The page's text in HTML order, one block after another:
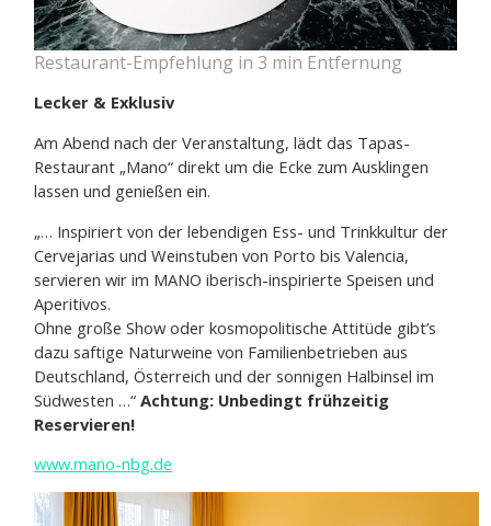
Restaurant-Empfehlung in 3 min Entfernung
Lecker & Exklusiv
Am Abend nach der Veranstaltung, lädt das Tapas-
Restaurant „Mano“ direkt um die Ecke zum Ausklingen
lassen und genießen ein.
„… Inspiriert von der lebendigen Ess- und Trinkkultur der
Cervejarias und Weinstuben von Porto bis Valencia,
servieren wir im MANO iberisch-inspirierte Speisen und
Aperitivos.
Ohne große Show oder kosmopolitische Attitüde gibt’s
dazu saftige Naturweine von Familienbetrieben aus
Deutschland, Österreich und der sonnigen Halbinsel im
Südwesten …“Achtung: Unbedingt frühzeitig
Reservieren!
www.mano-nbg.de